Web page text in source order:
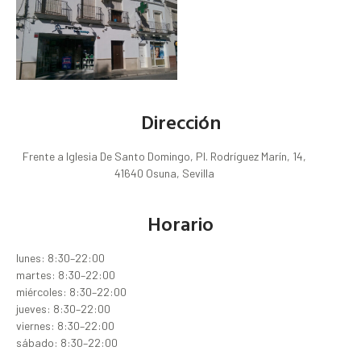
Dirección
Frente a Iglesia De Santo Domingo, Pl. Rodríguez Marín, 14,
41640 Osuna, Sevilla
Horario
lunes: 8:30–22:00
martes: 8:30–22:00
miércoles: 8:30–22:00
jueves: 8:30–22:00
viernes: 8:30–22:00
sábado: 8:30–22:00